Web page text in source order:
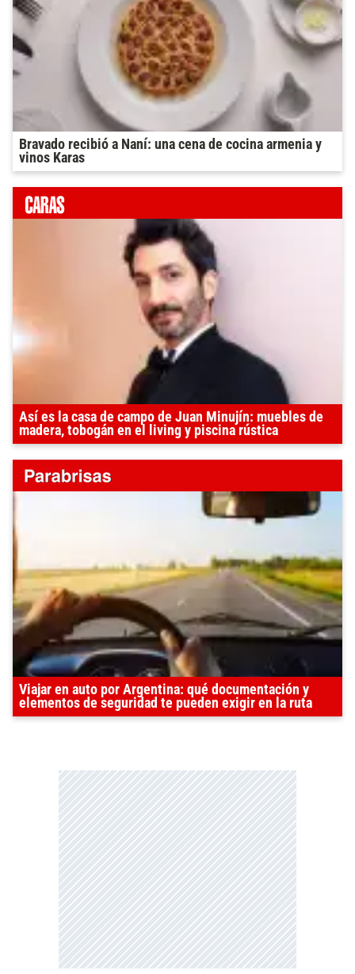
Bravado recibió a Naní: una cena de cocina armenia y
vinos Karas
Así es la casa de campo de Juan Minujín: muebles de
madera, tobogán en el living y piscina rústica
Viajar en auto por Argentina: qué documentación y
elementos de seguridad te pueden exigir en la ruta